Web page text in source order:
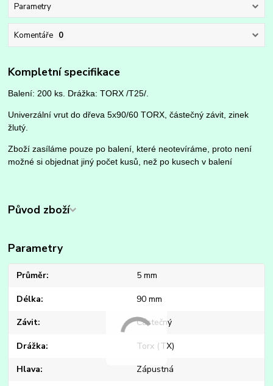
Parametry
Komentáře 0
Kompletní specifikace
Balení: 200 ks. Drážka: TORX /T25/.
Univerzální vrut do dřeva 5x90/60 TORX, částečný závit, zinek
žlutý.
Zboží zasíláme pouze po balení, které neotevíráme, proto není
možné si objednat jiný počet kusů, než po kusech v balení
Původ zboží
Parametry
Průměr 5 mm
Délka 90 mm
Závit Částečný
Drážka Torx (TX)
Hlava Zápustná